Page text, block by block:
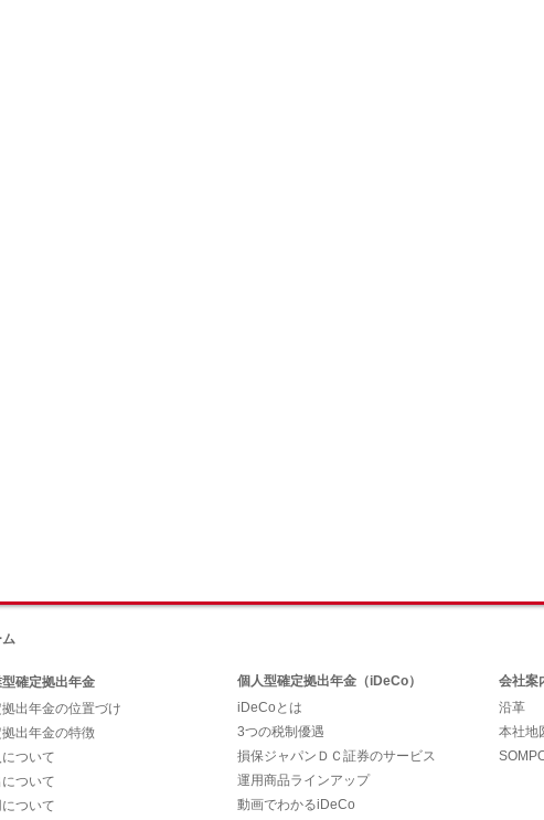
確定拠出年金
出年金の位置づけ
出年金の特徴
ついて
ついて
ついて
個人型確定拠出年金（iDeCo）
iDeCoとは
3つの税制優遇
損保ジャパンＤＣ証券のサービス
運用商品ラインアップ
動画でわかるiDeCo
会社案
沿革
本社地